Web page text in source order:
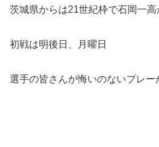
茨城県からは21世紀枠で石岡一高
初戦は明後日、月曜日
選手の皆さんが悔いのないプレー